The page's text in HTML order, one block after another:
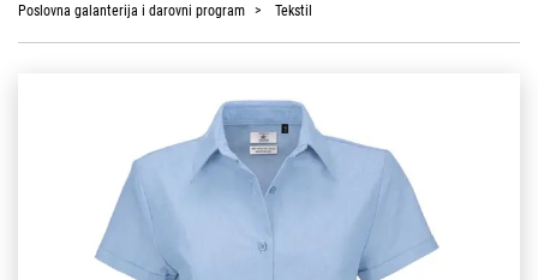
Poslovna galanterija i darovni program Tekstil